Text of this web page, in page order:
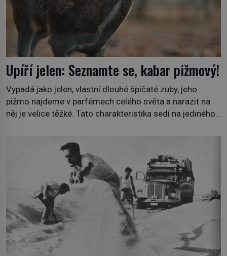
Upíří jelen: Seznamte se, kabar pižmový!
Vypadá jako jelen, vlastní dlouhé špičaté zuby, jeho
pižmo najdeme v parfémech celého světa a narazit na
něj je velice těžké. Tato charakteristika sedí na jediného
1778), jenže v Asii o něm ví už celá staletí. Zvíře
připomíná jelena, v kohoutku dosahuje […]